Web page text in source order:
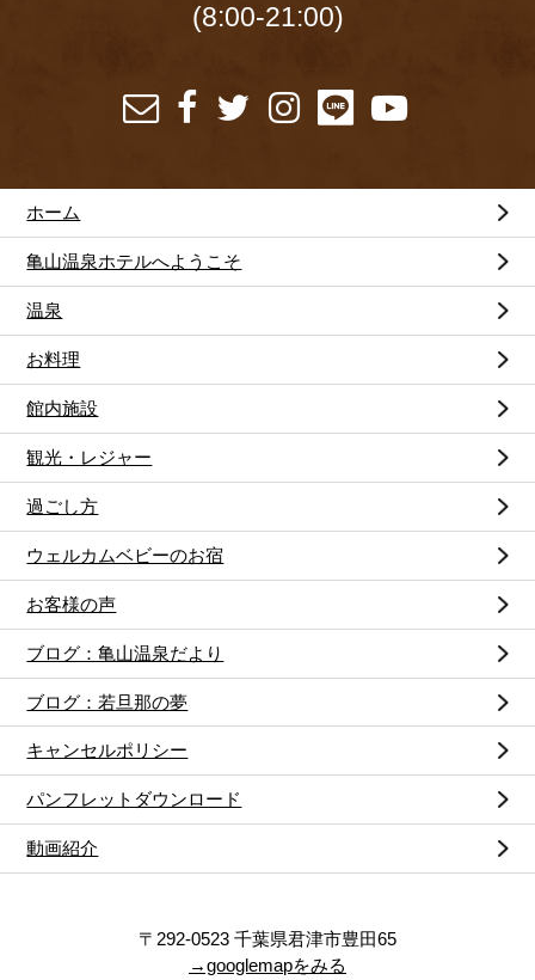
(8:00-21:00)
ホーム
亀山温泉ホテルへようこそ
温泉
お料理
館内施設
観光・レジャー
過ごし方
ウェルカムベビーのお宿
お客様の声
ブログ：亀山温泉だより
ブログ：若旦那の夢
キャンセルポリシー
パンフレットダウンロード
動画紹介
〒292-0523 千葉県君津市豊田65
→googlemapをみる